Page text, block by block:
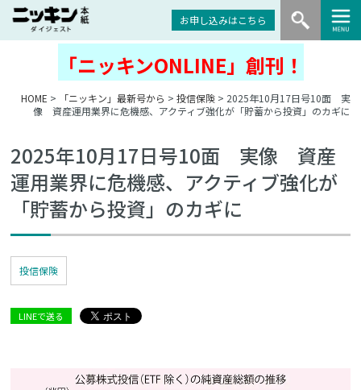
お申し込みはこちら
「ニッキンONLINE」創刊！
HOME > 「ニッキン」最新号から > 投信保険> 2025年10月17日号10面 実
像 資産運用業界に危機感、アクティブ強化が「貯蓄から投資」のカギに
2025年10月17日号10面 実像 資産
運用業界に危機感、アクティブ強化が
「貯蓄から投資」のカギに
投信保険
LINEで送る